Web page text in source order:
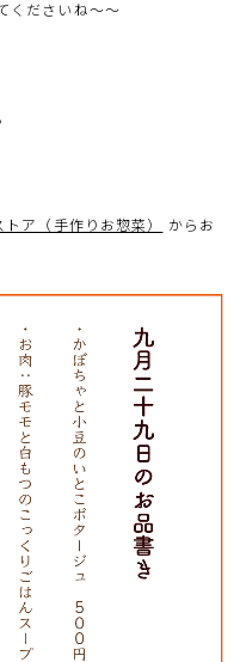
くださいね〜〜
ア（手作りお惣菜）
からお